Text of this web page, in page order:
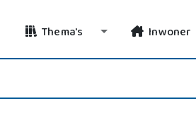
Thema's Toggle Dropdown
Inwoner